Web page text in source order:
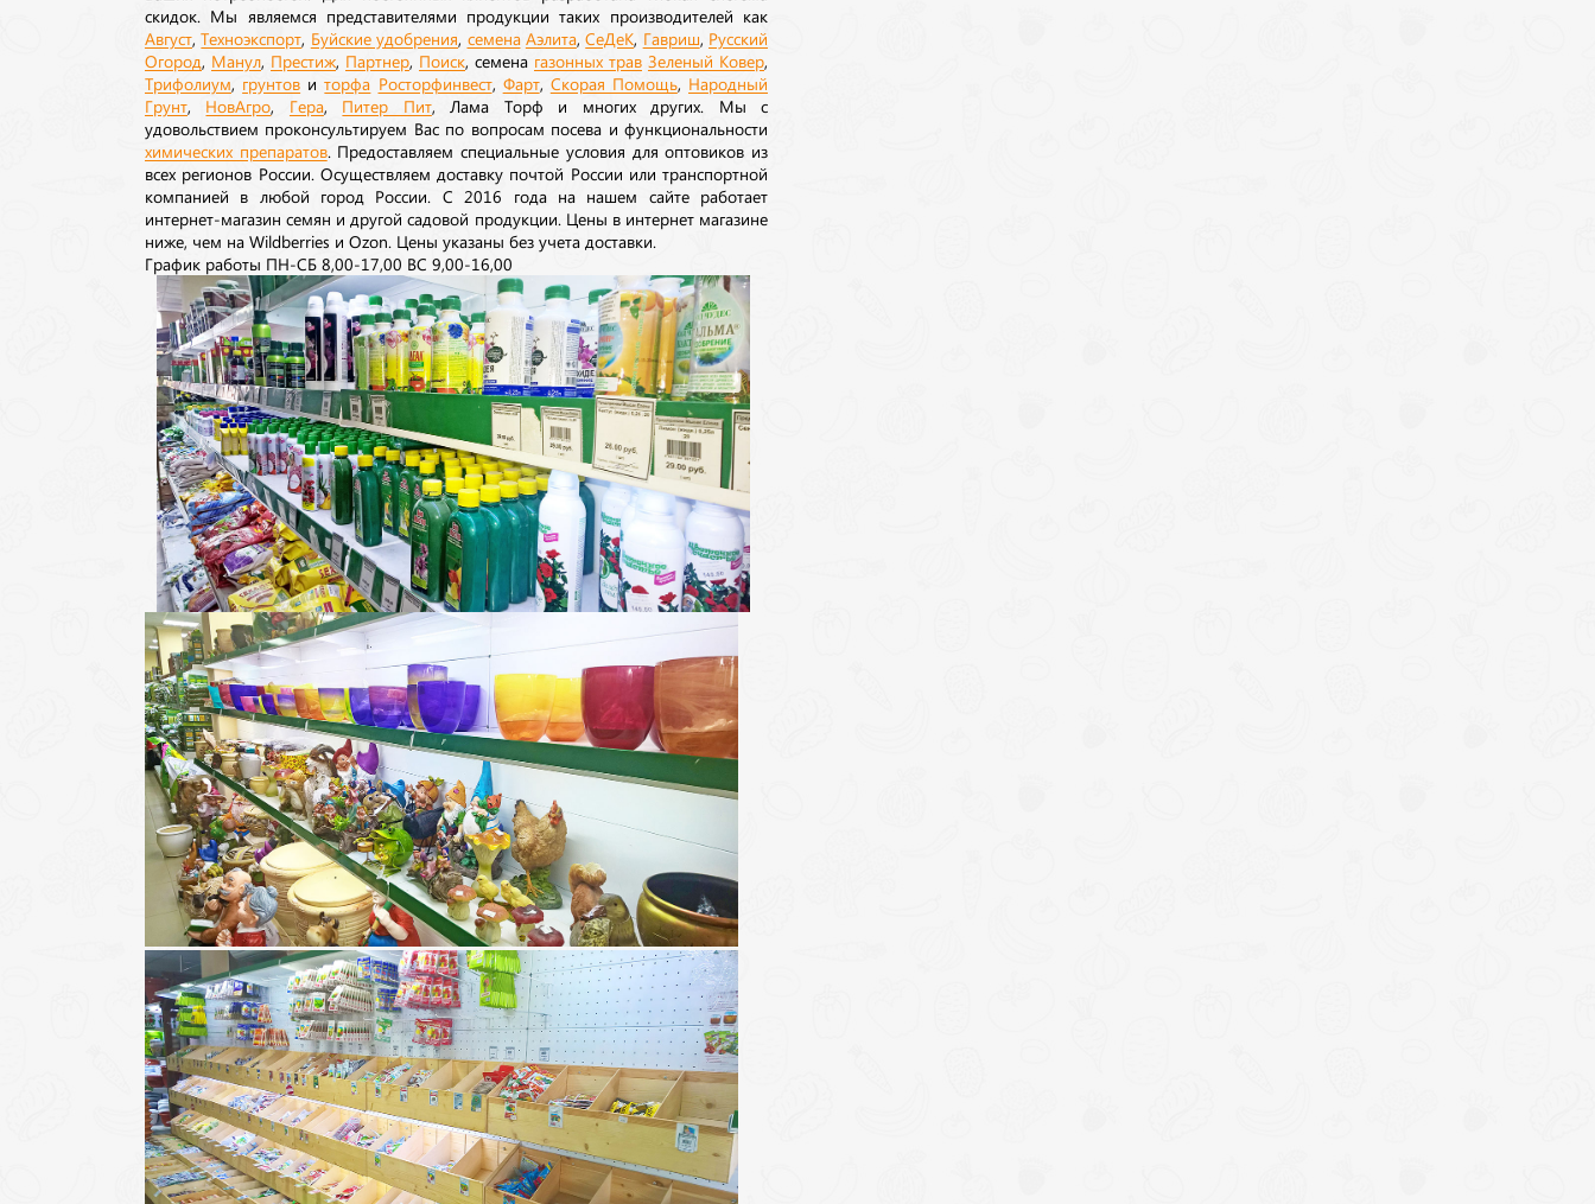
скидок. Мы являемся представителями продукции таких производителей как
Август ,Техноэкспорт Буйские удобрения семена Аэлита,СеДеК Гавриш Русский
Огород Манул Престиж Партнер Поиск , семена газонных трав Зеленый Ковер
Трифолиум грунтов иторфа Росторфинвест, Фарт, Скорая Помощь Народный
Грунт НовАгро Гера, Питер Пит, Лама Торф и многих других. Мы с
удовольствием проконсультируем Вас по вопросам посева и функциональности
химических препаратов. Предоставляем специальные условия для оптовиков из
всех регионов России. Осуществляем доставку почтой России или транспортной
компанией в любой город России. С 2016 года на нашем сайте работает
интернет-магазин семян и другой садовой продукции. Цены в интернет магазине
ниже, чем на Wildberries и Ozon. Цены указаны без учета доставки.
График работы ПН-СБ 8,00-17,00 ВС 9,00-16,00